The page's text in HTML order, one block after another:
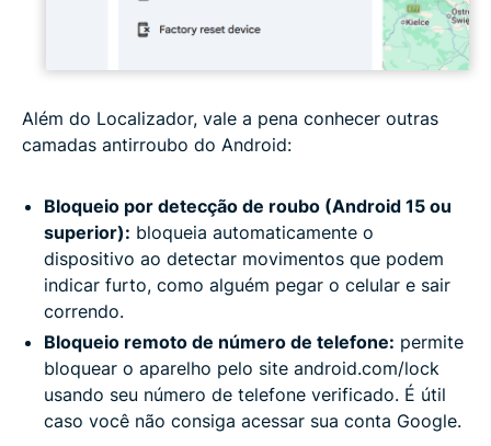
Além do Localizador, vale a pena conhecer outras
camadas antirroubo do Android:
Bloqueio por detecção de roubo (Android 15 ou
superior): bloqueia automaticamente o
dispositivo ao detectar movimentos que podem
indicar furto, como alguém pegar o celular e sair
correndo.
Bloqueio remoto de número de telefone: permite
bloquear o aparelho pelo site android.com/lock
usando seu número de telefone verificado. É útil
caso você não consiga acessar sua conta Google.